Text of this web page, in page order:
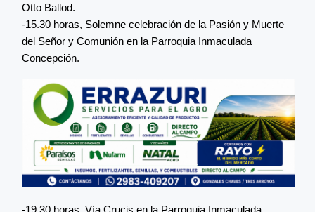
Otto Ballod.
-15.30 horas, Solemne celebración de la Pasión y Muerte
del Señor y Comunión en la Parroquia Inmaculada
Concepción.
-19.30 horas, Vía Crucis en la Parroquia Inmaculada